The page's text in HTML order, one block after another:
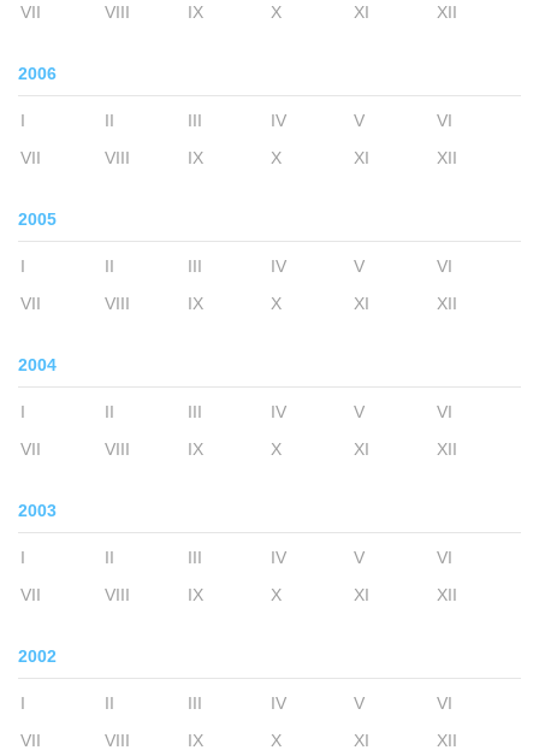
VII
VIII IX X XI XII
2006
I II III IV V
VI
VII
VIII IX X XI XII
2005
I II III IV V
VI
VII
VIII IX X XI XII
2004
I II III IV V
VI
VII
VIII IX X XI XII
2003
I II III IV V
VI
VII
VIII IX X XI XII
2002
I II III IV V
VI
VII
VIII IX X XI XII